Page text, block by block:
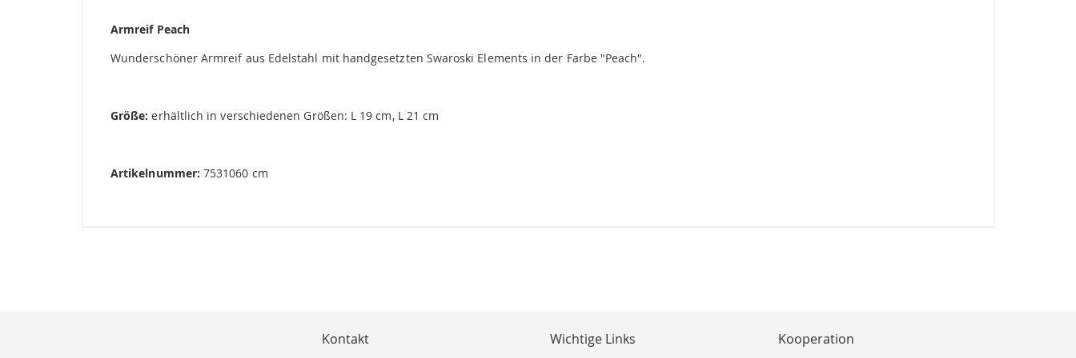
Armreif Peach
Wunderschöner Armreif aus Edelstahl mit handgesetzten Swaroski Elements in der Farbe "Peach".
Größe: erhältlich in verschiedenen Größen: L 19 cm, L 21 cm
Artikelnummer: 7531060 cm
Kontakt Wichtige Links Kooperation